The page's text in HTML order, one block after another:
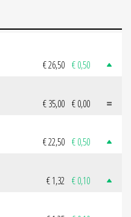
€ 26,50 € 0,50
€ 35,00 € 0,00
€ 22,50 € 0,50
€ 1,32 € 0,10